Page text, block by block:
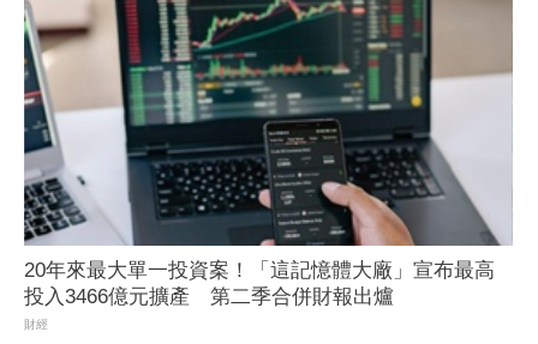
20年來最大單一投資案！「這記憶體大廠」宣布最高
投入3466億元擴產 第二季合併財報出爐
財經